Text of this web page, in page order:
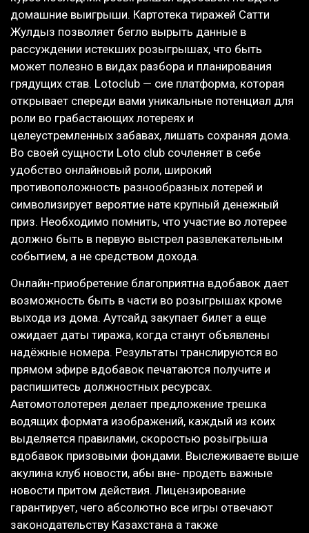
домашние выигрыши. Картотека тиражей Сатти
Жулдыз позволяет бегло вырыть данные в
рассуждении истекших розыгрышах, что быть
может полезно в видах разбора и планирования
грядущих став. Lotoclub — сие платформа, которая
открывает спереди вами уникальные потенциал для
роли во грабастающих лотереях и
целеустремленных забавах, лишать сохраняя дома.
Во своей сущности Loto club сочленяет в себе
удобство онлайновый роли, широкий
противоположность разнообразных лотерей и
символизирует вероятие нате крупный денежный
приз. Необходимо помнить, что участие во лотерее
должно быть в первую выстрел развлекательным
событием, а не средством дохода.
Онлайн-приобретение благоприятна вдобавок дает
возможность быть в части во розыгрышах кроме
выхода из дома. Аутсайд закупает билет а еще
ожидает даты тиража, когда станут объявлены
надёжные номера. Результаты транслируются во
прямом эфире вдобавок печатаются получите и
распишитесь должностных ресурсах.
Автомотолотерея делает предложение трешка
водящих формата изображений, каждый из коих
выделяется правилами, скоростью розыгрыша
вдобавок призовыми фондами. Выслеживаете выше
акулина клуб новости, абы вне- продеть важные
новости притом действия. Лицензирование
гарантирует, чего абсолютно все игры отвечают
законодательству Казахстана а также